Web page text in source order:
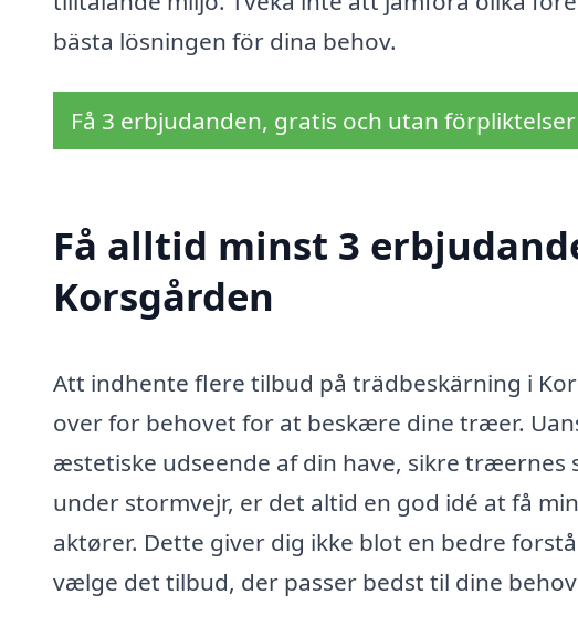
bästa lösningen för dina behov.
Få 3 erbjudanden, gratis och utan förpliktelser
Få alltid minst 3
Korsgården
Att indhente flere tilbud på trädbeskärning i
over for behovet for at beskære dine træer.
æstetiske udseende af din have, sikre
under stormvejr, er det altid en god idé at få
aktører. Dette giver dig ikke blot en bedre
vælge det tilbud, der passer bedst til dine